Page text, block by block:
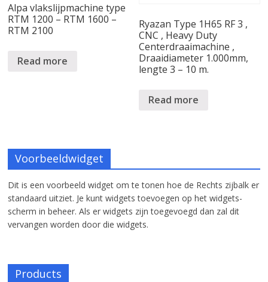
Alpa vlakslijpmachine type
RTM 1200 – RTM 1600 –
RTM 2100
Read more
Ryazan Type 1H65 RF 3 ,
CNC , Heavy Duty
Centerdraaimachine ,
Draaidiameter 1.000mm,
lengte 3 – 10 m.
Read more
Voorbeeldwidget
Dit is een voorbeeld widget om te tonen hoe de Rechts zijbalk er
standaard uitziet. Je kunt widgets toevoegen op het widgets-
scherm in beheer. Als er widgets zijn toegevoegd dan zal dit
vervangen worden door die widgets.
Products